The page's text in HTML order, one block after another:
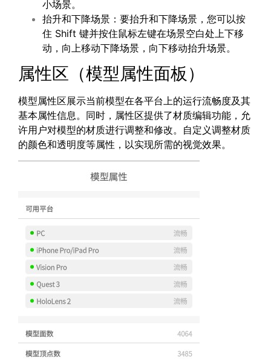
小场景。
抬升和下降场景：要抬升和下降场景，您可以按
住 Shift 键并按住鼠标左键在场景空白处上下移
动，向上移动下降场景，向下移动抬升场景。
属性区（模型属性面板）
模型属性区展示当前模型在各平台上的运行流畅度及其
基本属性信息。同时，属性区提供了材质编辑功能，允
许用户对模型的材质进行调整和修改。自定义调整材质
的颜色和透明度等属性，以实现所需的视觉效果。